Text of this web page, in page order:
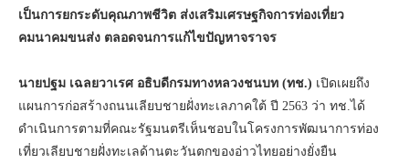
เป็นการยกระดับคุณภาพชีวิต ส่งเสริมเศรษฐกิจการท่องเที่ยว
คมนาคมขนส่ง ตลอดจนการแก้ไขปัญหาจราจร
นายปฐม เฉลยวาเรศ อธิบดีกรมทางหลวงชนบท (ทช.) เปิดเผยถึง
แผนการก่อสร้างถนนเลียบชายฝั่งทะเลภาคใต้ ปี 2563 ว่า ทช.ได้
ดำเนินการตามที่คณะรัฐมนตรีเห็นชอบในโครงการพัฒนาการท่อง
เที่ยวเลียบชายฝั่งทะเลด้านตะวันตกของอ่าวไทยอย่างยั่งยืน